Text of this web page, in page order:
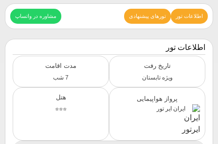
اطلاعات تور تورهای پیشنهادی مشاوره در واتساپ
اطلاعات تور
تاریخ رفت
ویژه تابستان
مدت اقامت
7 شب
پرواز هواپیمایی
ایران ایر تور
هتل
⭐⭐⭐